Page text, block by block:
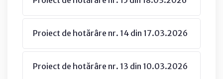
Proiect de hotărâre nr. 14 din 17.03.2026
Proiect de hotărâre nr. 13 din 10.03.2026